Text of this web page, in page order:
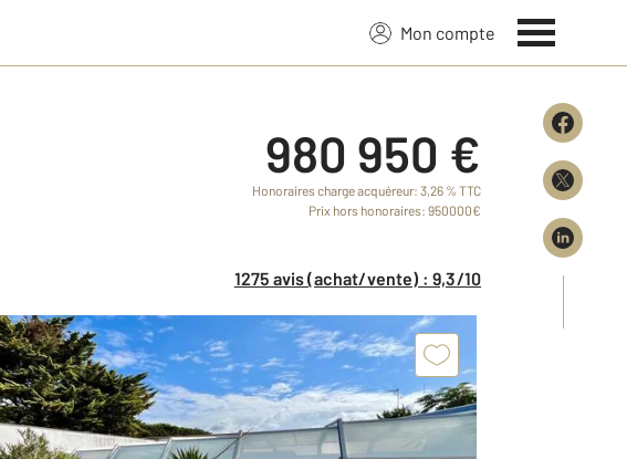
Mon compte
980 950 €
Honoraires charge acquéreur: 3,26 % TTC
Prix hors honoraires: 950000€
1275 avis (achat/vente) : 9,3/10